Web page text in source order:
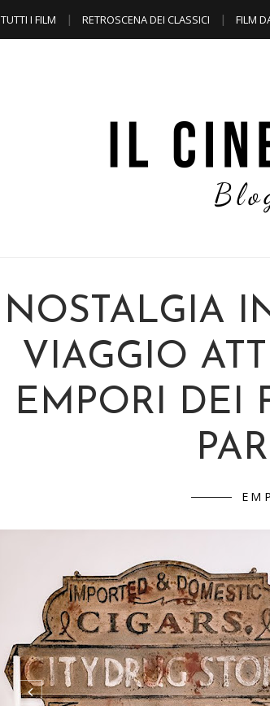
TUTTI I FILM RETROSCENA DEI CLASSICI FILM
NOSTALGIA
VIAGGIO
EMPORI DEI